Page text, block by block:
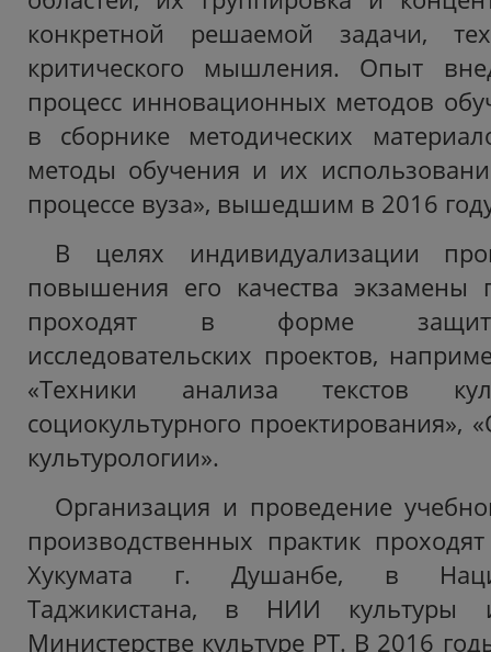
конкретной решаемой задачи,
критического мышления. Опыт
процесс инновационных методов
в сборнике методических
методы обучения и их
процессе вуза», вышедшим в 2016
В целях индивидуализации
повышения его качества экзамены
проходят в форме защиты
исследовательских проектов,
«Техники анализа текстов
социокультурного проектирования»,
культурологии».
Организация и проведение
производственных практик
Хукумата г. Душанбе, в
Таджикистана, в НИИ
Министерстве культуре РТ. В 2016